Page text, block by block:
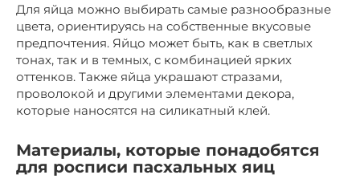
Для яйца можно выбирать самые разнообразные
цвета, ориентируясь на собственные вкусовые
предпочтения. Яйцо может быть, как в светлых
тонах, так и в темных, с комбинацией ярких
оттенков. Также яйца украшают стразами,
проволокой и другими элементами декора,
которые наносятся на силикатный клей.
Материалы, которые понадобятся
для росписи пасхальных яиц